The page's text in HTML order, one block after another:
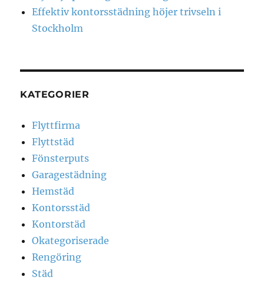
Effektiv kontorsstädning höjer trivseln i
Stockholm
KATEGORIER
Flyttfirma
Flyttstäd
Fönsterputs
Garagestädning
Hemstäd
Kontorsstäd
Kontorstäd
Okategoriserade
Rengöring
Städ